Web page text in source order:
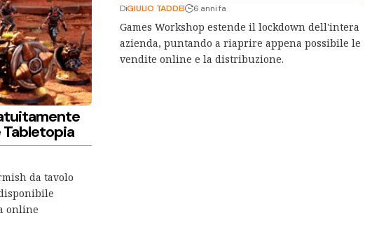
da tavolo
online
DiGIULIO TADDEI 6 anni fa
Games Workshop estende il lockdown dell'intera
azienda, puntando a riaprire appena possibile le
vendite online e la distribuzione.